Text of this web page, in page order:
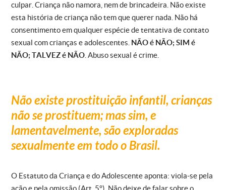
culpar. Criança não namora, nem de brincadeira. Não existe
esta história de criança não tem que querer nada. Não há
consentimento em qualquer espécie de tentativa de contato
sexual com crianças e adolescentes. NÃO é NÃO; SIM é
NÃO; TALVEZ é NÃO . Abuso sexual é crime.
Não existe prostituição infantil, crianças
não se prostituem; mas sim, e
lamentavelmente, são exploradas
sexualmente em todo o Brasil.
O Estatuto da Criança e do Adolescente aponta: viola-se pela
ação e pela omissão (Art. 5°). Não deixe de falar sobre o